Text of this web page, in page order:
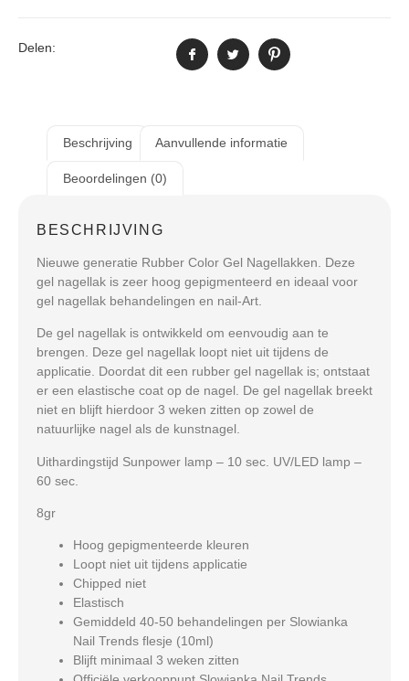
Delen:
Beschrijving Aanvullende informatie
Beoordelingen (0)
BESCHRIJVING
Nieuwe generatie Rubber Color Gel Nagellakken. Deze
gel nagellak is zeer hoog gepigmenteerd en ideaal voor
gel nagellak behandelingen en nail-Art.
De gel nagellak is ontwikkeld om eenvoudig aan te
brengen. Deze gel nagellak loopt niet uit tijdens de
applicatie. Doordat dit een rubber gel nagellak is; ontstaat
er een elastische coat op de nagel. De gel nagellak breekt
niet en blijft hierdoor 3 weken zitten op zowel de
natuurlijke nagel als de kunstnagel.
Uithardingstijd Sunpower lamp – 10 sec. UV/LED lamp –
60 sec.
8gr
Hoog gepigmenteerde kleuren
Loopt niet uit tijdens applicatie
Chipped niet
Elastisch
Gemiddeld 40-50 behandelingen per Slowianka
Nail Trends flesje (10ml)
Blijft minimaal 3 weken zitten